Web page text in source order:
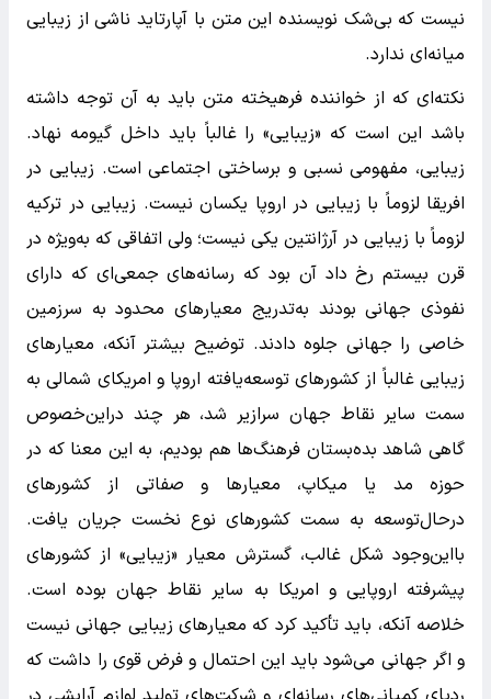
نیست که بی‌شک نویسنده این متن با آپارتاید ناشی از زیبایی
میانه‌ای ندارد.
نکته‌ای که از خواننده فرهیخته متن باید به آن توجه داشته
باشد این است که «زیبایی» را غالباً باید داخل گیومه نهاد.
زیبایی، مفهومی نسبی و برساختی اجتماعی است. زیبایی در
افریقا لزوماً با زیبایی در اروپا یکسان نیست. زیبایی در ترکیه
لزوماً با زیبایی در آرژانتین یکی نیست؛ ولی اتفاقی که به‌ویژه در
قرن بیستم رخ داد آن بود که رسانه‌های جمعی‌ای که دارای
نفوذی جهانی بودند به‌تدریج معیارهای محدود به سرزمین
خاصی را جهانی جلوه دادند. توضیح بیشتر آنکه، معیارهای
زیبایی غالباً از کشورهای توسعه‌یافته اروپا و امریکای شمالی به
سمت سایر نقاط جهان سرازیر شد، هر چند دراین‌خصوص
گاهی شاهد بده‌بستان فرهنگ‌ها هم بودیم، به این معنا که در
حوزه مد یا میکاپ، معیارها و صفاتی از کشورهای
درحال‌توسعه به سمت کشورهای نوع نخست جریان یافت.
بااین‌وجود شکل غالب، گسترش معیار «زیبایی» از کشورهای
پیشرفته اروپایی و امریکا به سایر نقاط جهان بوده است.
خلاصه آنکه، باید تأکید کرد که معیارهای زیبایی جهانی نیست
و اگر جهانی می‌شود باید این احتمال و فرض قوی را داشت که